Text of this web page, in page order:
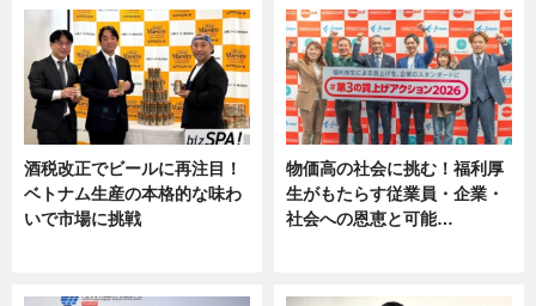
酒税改正でビールに再注目！
ベトナム生産の本格的な味わ
いで市場に挑戦
物価高の社会に挑む！福利厚
生がもたらす従業員・企業・
社会への恩恵と可能…